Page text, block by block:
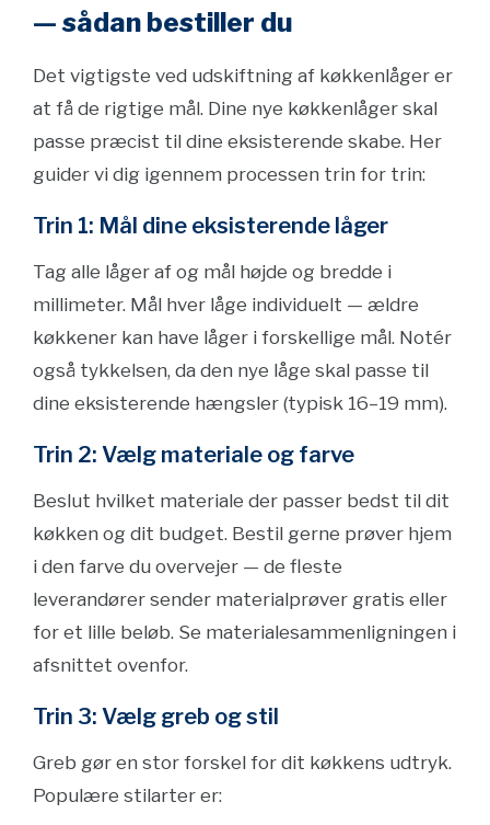
— sådan bestiller du
Det vigtigste ved udskiftning af køkkenlåger er
at få de rigtige mål. Dine nye køkkenlåger skal
passe præcist til dine eksisterende skabe. Her
guider vi dig igennem processen trin for trin:
Trin 1: Mål dine eksisterende låger
Tag alle låger af og mål højde og bredde i
millimeter. Mål hver låge individuelt — ældre
køkkener kan have låger i forskellige mål. Notér
også tykkelsen, da den nye låge skal passe til
dine eksisterende hængsler (typisk 16–19 mm).
Trin 2: Vælg materiale og farve
Beslut hvilket materiale der passer bedst til dit
køkken og dit budget. Bestil gerne prøver hjem
i den farve du overvejer — de fleste
leverandører sender materialprøver gratis eller
for et lille beløb. Se materialesammenligningen i
afsnittet ovenfor.
Trin 3: Vælg greb og stil
Greb gør en stor forskel for dit køkkens udtryk.
Populære stilarter er: